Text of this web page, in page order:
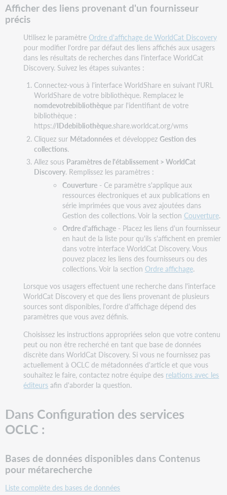
Afficher des liens provenant d'un fournisseur
précis
Utilisez le paramètreOrdre d'affichage de WorldCat Discovery
pour modifier l'ordre par défaut des liens affichés aux usagers
dans les résultats de recherches dans l'interface WorldCat
Discovery. Suivez les étapes suivantes :
Connectez-vous à l'interface WorldShare en suivant l'URL
WorldShare de votre bibliothèque. Remplacez le
nomdevotrebibliothèquepar l'identifiant de votre
bibliothèque :
https://IDdebibliothèque.share.worldcat.org/wms
Cliquez sur Métadonnéeset développez Gestion des
collections.
Allez sous Paramètres de l'établissement > WorldCat
Discovery. Remplissez les paramètres :
Couverture- Ce paramètre s'applique aux
ressources électroniques et aux publications en
série imprimées que vous avez ajoutées dans
Gestion des collections. Voir la section Couverture.
Ordre d'affichage- Placez les liens d'un fournisseur
en haut de la liste pour qu'ils s'affichent en premier
dans votre interface WorldCat Discovery. Vous
pouvez placez les liens des fournisseurs ou des
collections. Voir la section Ordre affichage.
Lorsque vos usagers effectuent une recherche dans l'interface
WorldCat Discovery et que des liens provenant de plusieurs
sources sont disponibles, l'ordre d'affichage dépend des
paramètres que vous avez définis.
Choisissez les instructions appropriées selon que votre contenu
peut ou non être recherché en tant que base de données
discrète dans WorldCat Discovery. Si vous ne fournissez pas
actuellement à OCLC de métadonnées d'article et que vous
souhaitez le faire, contactez notre équipe des relations avec les
éditeurs afin d'aborder la question.
Dans Configuration des services
OCLC :
Bases de données disponibles dans Contenus
pour métarecherche
Liste complète des bases de données